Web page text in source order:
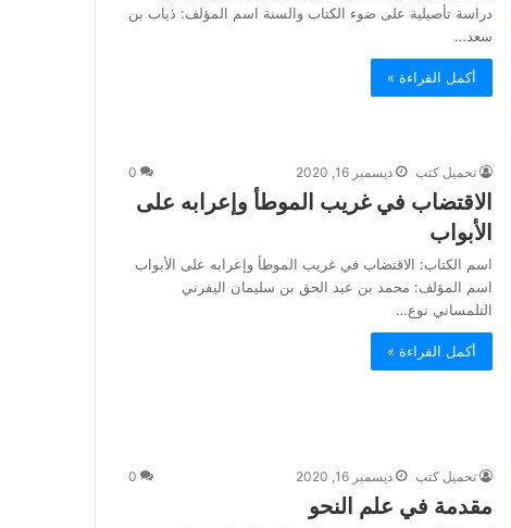
دراسة تأصيلية على ضوء الكتاب والسنة اسم المؤلف: ذياب بن
سعد…
أكمل القراءة »
تحميل كتب ديسمبر 16, 2020 0
الاقتضاب في غريب الموطأ وإعرابه على
الأبواب
اسم الكتاب: الاقتضاب في غريب الموطأ وإعرابه على الأبواب
اسم المؤلف: محمد بن عبد الحق بن سليمان اليفرني
التلمساني نوع…
أكمل القراءة »
تحميل كتب ديسمبر 16, 2020 0
مقدمة في علم النحو